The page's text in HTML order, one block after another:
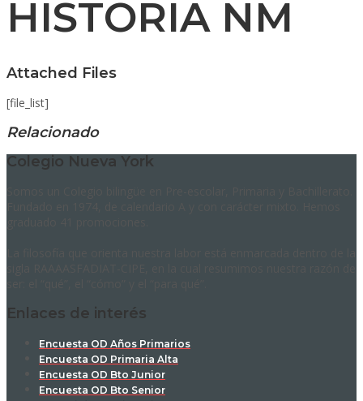
HISTORIA NM
Attached Files
[file_list]
Relacionado
Colegio Nueva York
Enlaces de interés
Encuesta OD Años Primarios
Encuesta OD Primaria Alta
Encuesta OD Bto Junior
Encuesta OD Bto Senior